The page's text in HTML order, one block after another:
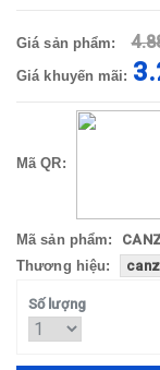
Giá sản phẩm:
Giá khuyến mãi:
Mã QR:
Mã sản phẩm:
Thương hiệu:
Số lượng